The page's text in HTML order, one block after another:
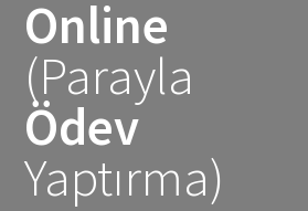
Online
(Parayla
Ödev
Yaptırma)